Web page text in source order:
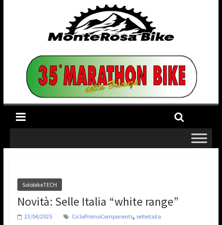
SolobikeTECH
Novità: Selle Italia “white range”
23/04/2025 CicloPromoComponents, selleitalia